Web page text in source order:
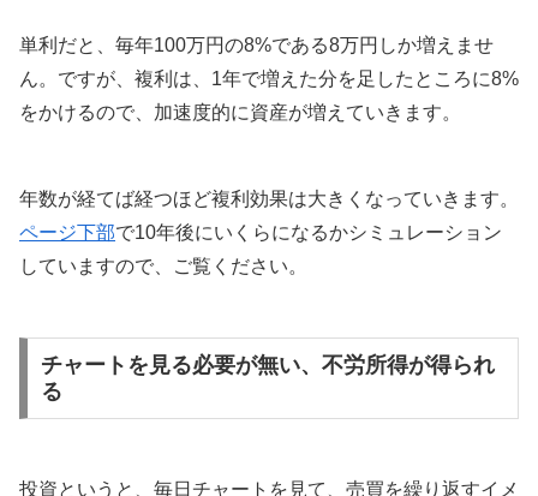
単利だと、毎年100万円の8%である8万円しか増えませ
ん。ですが、複利は、1年で増えた分を足したところに8%
をかけるので、加速度的に資産が増えていきます。
年数が経てば経つほど複利効果は大きくなっていきます。
ページ下部で10年後にいくらになるかシミュレーション
していますので、ご覧ください。
チャートを見る必要が無い、不労所得が得られ
る
投資というと、毎日チャートを見て、売買を繰り返すイメ